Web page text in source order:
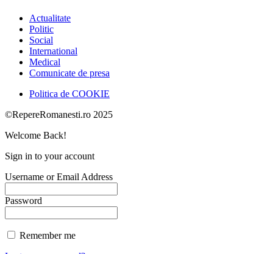
Actualitate
Politic
Social
International
Medical
Comunicate de presa
Politica de COOKIE
©RepereRomanesti.ro 2025
Welcome Back!
Sign in to your account
Username or Email Address
Password
Remember me